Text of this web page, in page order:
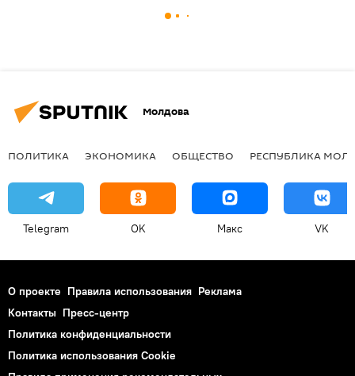
Молдова
ПОЛИТИКА ЭКОНОМИКА ОБЩЕСТВО РЕСПУБЛИКА
Telegram OK Макс VK
О проекте Правила использования Реклама
Контакты Пресс-центр
Политика конфиденциальности
Политика использования Cookie